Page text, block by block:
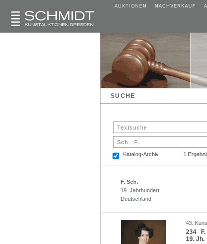
AUKTIONEN NACHVERKAUF
SUCHE
Katalog-Archiv 1
F. Sch.
19. Jahrhundert
Deutschland.
43.
234 F.
19. Jh.